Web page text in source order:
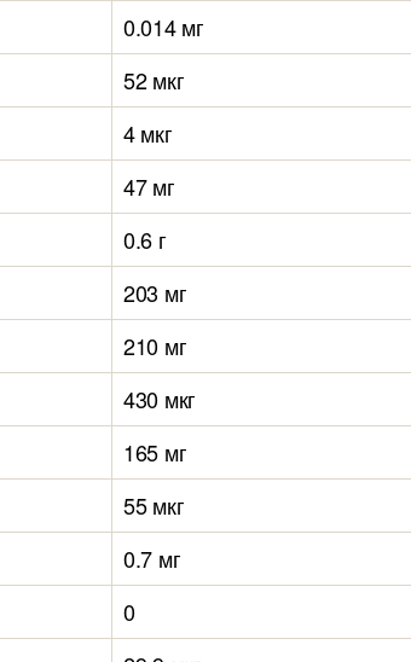
0.014 мг
52 мкг
4 мкг
47 мг
0.6 г
203 мг
210 мг
430 мкг
165 мг
55 мкг
0.7 мг
0